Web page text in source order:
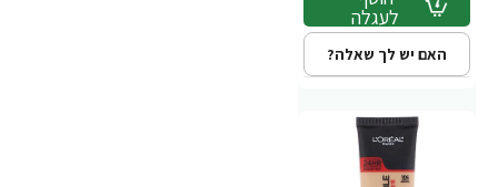
לעגלה
האם יש לך שאלה?